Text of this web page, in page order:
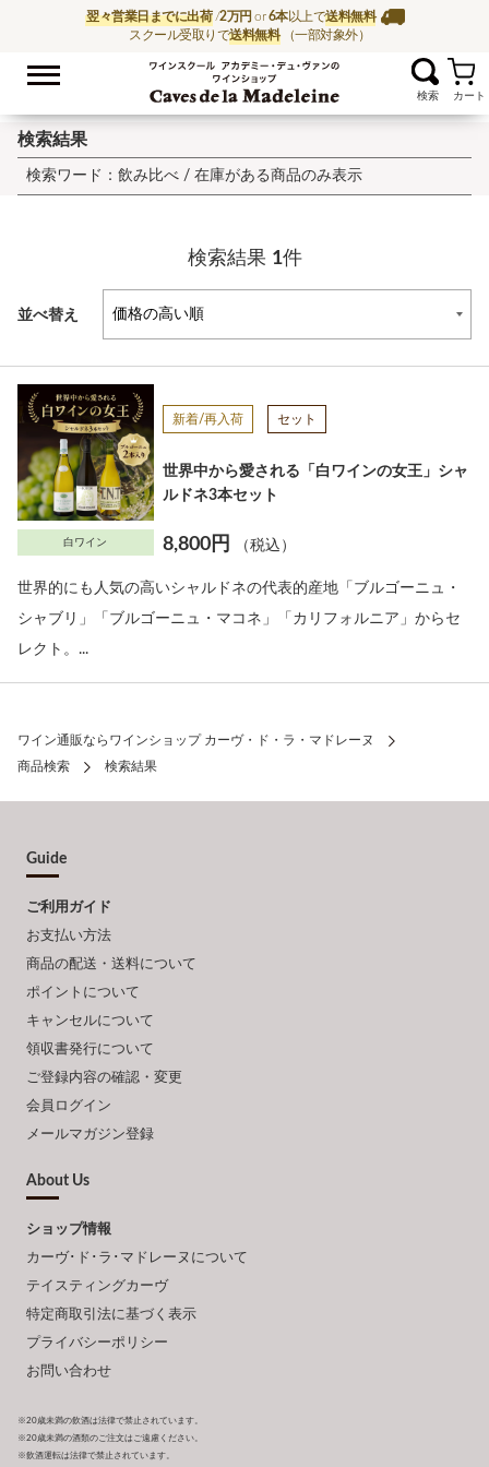
翌々営業日までに出荷/2万円 or6本以上で送料無料
スクール受取りで送料無料 （一部対象外）
ワイン通販ならワイ
お気に入
検索結果
検索ワード：飲み比べ / 在庫がある商品のみ表示
検索結果 1件
並べ替え
白ワイン
新着/再入荷 セット
世界中から愛される「白ワインの女王」シャ
ルドネ3本セット
8,800円 （税込）
世界的にも人気の高いシャルドネの代表的産地「ブルゴーニュ・
シャブリ」「ブルゴーニュ・マコネ」「カリフォルニア」からセ
レクト。...
ワイン通販ならワインショップ カーヴ・ド・ラ・マドレーヌ
商品検索
検索結果
Guide
ご利用ガイド
お支払い方法
商品の配送・送料について
ポイントについて
キャンセルについて
領収書発行について
ご登録内容の確認・変更
会員ログイン
メールマガジン登録
About Us
ショップ情報
カーヴ･ド･ラ･マドレーヌについて
テイスティングカーヴ
特定商取引法に基づく表示
プライバシーポリシー
お問い合わせ
※20歳未満の飲酒は法律で禁止されています。
※20歳未満の酒類のご注文はご遠慮ください。
※飲酒運転は法律で禁止されています。